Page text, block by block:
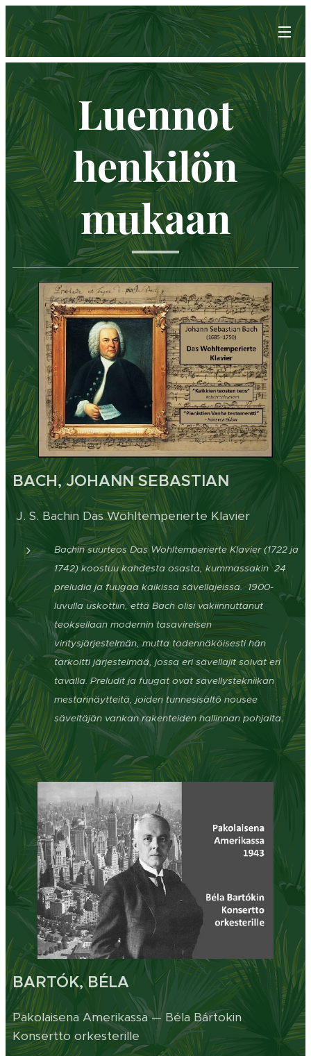
Luennot
henkilön
mukaan
BACH, JOHANN SEBASTIAN
J. S. Bachin Das Wohltemperierte Klavier
Bachin suurteos Das Wohltemperierte Klavier (1722 ja
1742) koostuu kahdesta osasta, kummassakin 24
preludia ja fuugaa kaikissa sävellajeissa. 1900-
luvulla uskottiin, että Bach olisi vakiinnuttanut
teoksellaan modernin tasavireisen
viritysjärjestelmän, mutta todennäköisesti hän
tarkoitti järjestelmää, jossa eri sävellajit soivat eri
tavalla. Preludit ja fuugat ovat sävellystekniikan
mestarinäytteitä, joiden tunnesisältö nousee
säveltäjän vankan rakenteiden hallinnan pohjalta.
BARTÓK, BÉLA
Pakolaisena Amerikassa — Béla Bártokin
Konsertto orkesterille